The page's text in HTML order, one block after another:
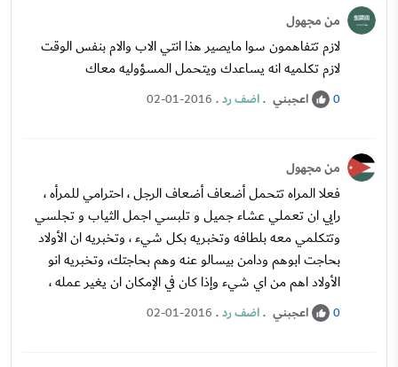
من مجهول
لازم تتفاهمون سوا مايصير هذا انتي الاب والام بنفس الوقت
لازم تكلميه انه يساعدك ويتحمل المسؤوليه معاك
0 اعجبني .اضف رد.
02-01-2016
من مجهول
فعلا المراه تتحمل أضعاف أضعاف الرجل ، احترامي للمرأه ،
رايي ان تعملي عشاء جميل و تلبسي اجمل الثياب و تجلسي
وتتكلمي معه بلطافه وتخبريه بكل شيء ، وتخبريه ان الأولاد
بحاجت ابوهم ودامن بيسالو عنه وهم بحاجتك، وتخبريه انو
الأولاد اهم من اي شيء وإذا كان في الإمكان ان يغير عمله ،
0 اعجبني .اضف رد.
02-01-2016